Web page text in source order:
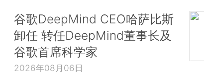
谷歌DeepMind CEO哈萨比斯
卸任 转任DeepMind董事长及
谷歌首席科学家
2026年08月06日